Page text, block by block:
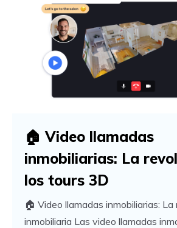
🏠 Video llamadas
inmobiliarias: La
los tours 3D
🏠 Video llamadas inmobiliarias: La
inmobiliaria Las video llamadas